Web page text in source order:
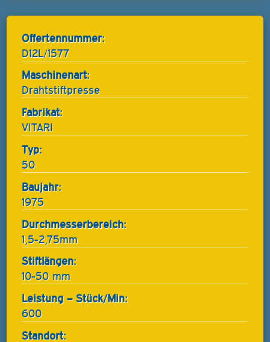
Offertennummer:
D12L/1577
Maschinenart:
Drahtstiftpresse
Fabrikat:
VITARI
Typ:
50
Baujahr:
1975
Durchmesserbereich:
1,5-2,75mm
Stiftlängen:
10-50 mm
Leistung – Stück/Min:
600
Standort: